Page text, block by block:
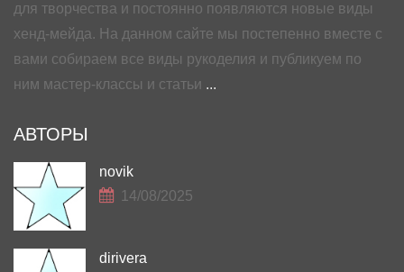
для творчества и постоянно появляются новые виды
хенд-мейда. На данном сайте мы постепенно вместе с
вами собираем все виды рукоделия и публикуем по
ним мастер-классы и статьи ...
АВТОРЫ
novik
14/08/2025
dirivera